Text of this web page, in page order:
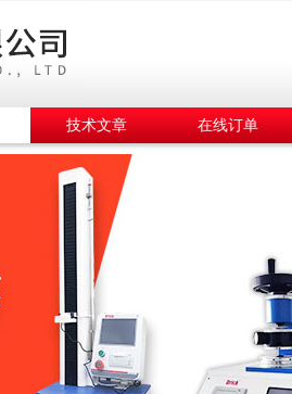
技术文章 在线订单